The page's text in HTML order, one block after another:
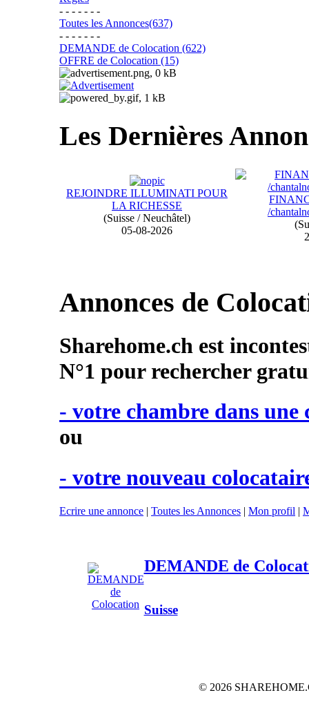
- - - - - - -
Toutes les Annonces(637)
- - - - - - -
DEMANDE de Colocation (622)
OFFRE de Colocation (15)
Les Dernières
REJOINDRE ILLUMINATI POUR
LA RICHESSE
(Suisse / Neuchâtel)
05-08-2026
/
Annonces de
Sharehome.ch est
N°1 pour rechercher
- votre chambre dans une
ou
- votre nouveau
Ecrire une annonce | Toutes les Annonces | Mon profil |
DEMANDE de
Suisse
© 2026